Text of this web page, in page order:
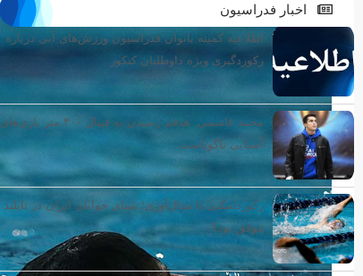
اخبار فدراسیون
اطلاعیه کمیته بانوان فدراسیون ورزش‌های آبی درباره
رکوردگیری ویژه داوطلبان کنکور
محمد قاسمی: هدفم رسیدن به فینال ۴۰۰ متر بازی‌های
آسیایی ناگویاست
رکوردشکنی یا مدال‌آوری؛ شنای جوانان ایران در تایلند
موفق بود؟